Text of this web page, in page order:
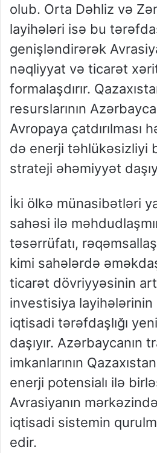
olub. Orta Dəhliz və
layihələri isə bu
genişləndirərək
nəqliyyat və ticarət
formalaşdırır.
resurslarının
Avropaya çatdırılması
də enerji təhlükəsizliyi
strateji əhəmiyyət
İki ölkə münasibətləri
sahəsi ilə
təsərrüfatı,
kimi sahələrdə
ticarət dövriyyəsinin
investisiya layihələrinin
iqtisadi tərəfdaşlığı
daşıyır. Azərbaycanın
imkanlarının
enerji potensialı ilə
Avrasiyanın mərkəzində
iqtisadi sistemin
edir.